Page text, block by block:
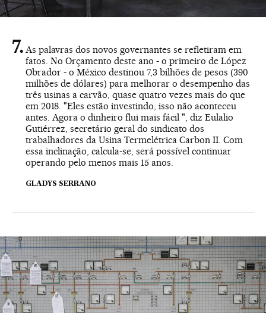
As palavras dos novos governantes se refletiram em
fatos. No Orçamento deste ano - o primeiro de López
Obrador - o México destinou 7,3 bilhões de pesos (390
milhões de dólares) para melhorar o desempenho das
três usinas a carvão, quase quatro vezes mais do que
em 2018. "Eles estão investindo, isso não aconteceu
antes. Agora o dinheiro flui mais fácil ", diz Eulalio
Gutiérrez, secretário geral do sindicato dos
trabalhadores da Usina Termelétrica Carbon II. Com
essa inclinação, calcula-se, será possível continuar
operando pelo menos mais 15 anos.
GLADYS SERRANO